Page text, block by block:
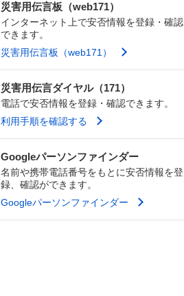
災害用伝言板（web171）
インターネット上で安否情報を登録・確認
できます。
災害用伝言板（web171）
災害用伝言ダイヤル（171）
電話で安否情報を登録・確認できます。
利用手順を確認する
Googleパーソンファインダー
名前や携帯電話番号をもとに安否情報を登
録、確認ができます。
Googleパーソンファインダー